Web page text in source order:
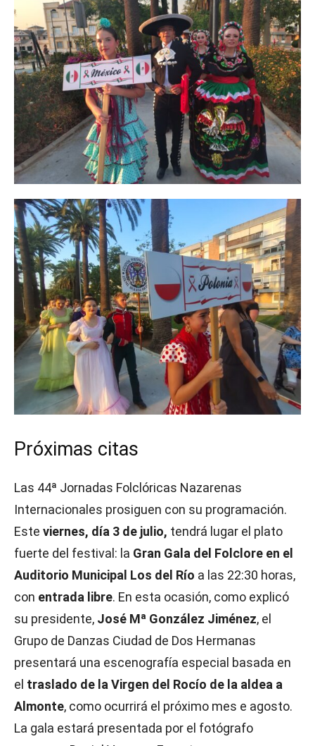
Próximas citas
Las 44ª Jornadas Folclóricas Nazarenas
Internacionales prosiguen con su programación.
Este viernes, día 3 de julio, tendrá lugar el plato
fuerte del festival: la Gran Gala del Folclore en el
Auditorio Municipal Los del Río a las 22:30 horas,
con entrada libre. En esta ocasión, como explicó
su presidente, José Mª González Jiménez, el
Grupo de Danzas Ciudad de Dos Hermanas
presentará una escenografía especial basada en
el traslado de la Virgen del Rocío de la aldea a
Almonte, como ocurrirá el próximo mes e agosto.
La gala estará presentada por el fotógrafo